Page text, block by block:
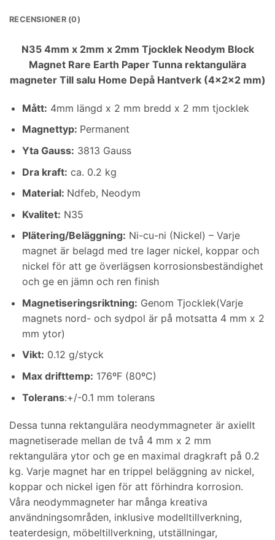
RECENSIONER (0)
N35 4mm x 2mm x 2mm Tjocklek Neodym Block
Magnet Rare Earth Paper Tunna rektangulära
magneter Till salu Home Depå Hantverk (4x2x2 mm)
Mått: 4mm längd x 2 mm bredd x 2 mm tjocklek
Magnettyp: Permanent
Yta Gauss: 3813 Gauss
Dra kraft: ca. 0.2 kg
Material: Ndfeb, Neodym
Kvalitet: N35
Plätering/Beläggning: Ni-cu-ni (Nickel) – Varje
magnet är belagd med tre lager nickel, koppar och
nickel för att ge överlägsen korrosionsbeständighet
och ge en jämn och ren finish
Magnetiseringsriktning: Genom Tjocklek(Varje
magnets nord- och sydpol är på motsatta 4 mm x 2
mm ytor)
Vikt: 0.12 g/styck
Max drifttemp: 176ºF (80ºC)
Tolerans:+/-0.1 mm tolerans
Dessa tunna rektangulära neodymmagneter är axiellt
magnetiserade mellan de två 4 mm x 2 mm
rektangulära ytor och ge en maximal dragkraft på 0.2
kg. Varje magnet har en trippel beläggning av nickel,
koppar och nickel igen för att förhindra korrosion.
Våra neodymmagneter har många kreativa
användningsområden, inklusive modelltillverkning,
teaterdesign, möbeltillverkning, utställningar,